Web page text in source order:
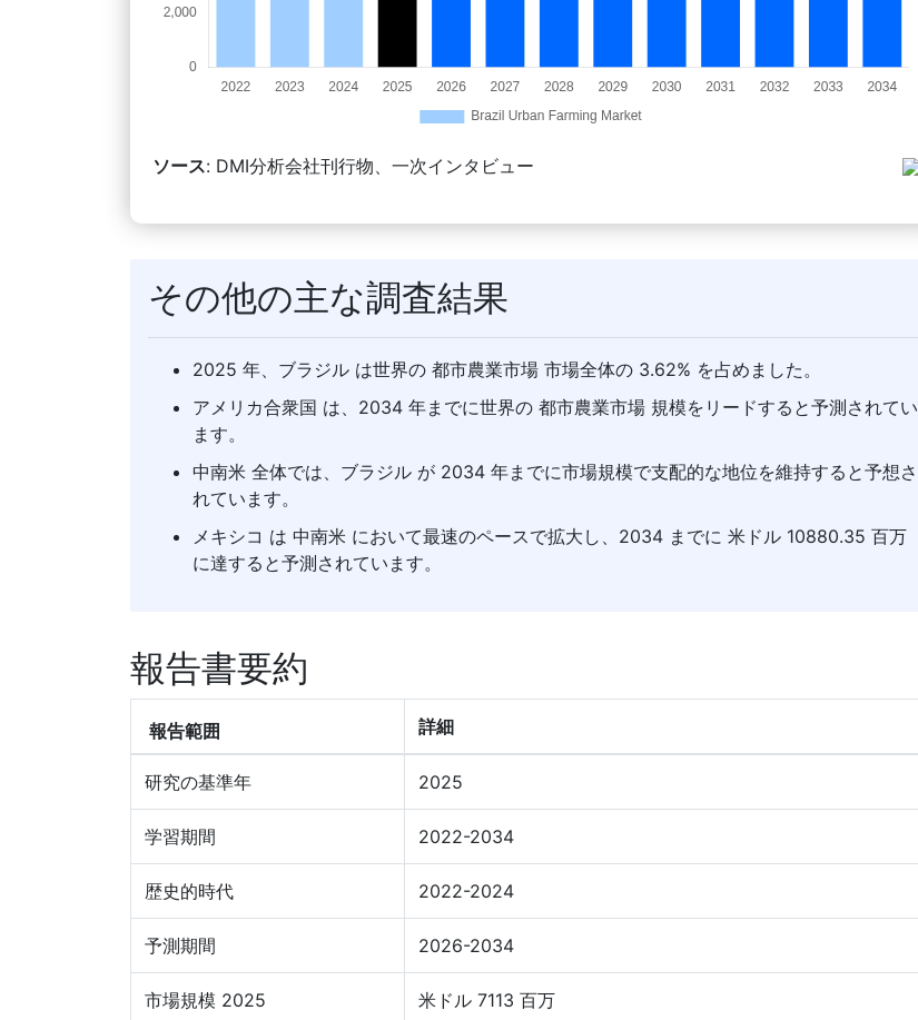
ソース: DMI分析会社刊行物、一次インタビュー
その他の主な調査結果
2025 年、ブラジル は世界の 都市農業市場 市場全体の 3.62% を占めました。
アメリカ合衆国 は、2034 年までに世界の 都市農業市場 規模をリードすると予測されてい
ます。
中南米 全体では、ブラジル が 2034 年までに市場規模で支配的な地位を維持すると予想さ
れています。
メキシコ は 中南米 において最速のペースで拡大し、2034 までに 米ドル 10880.35 百万
に達すると予測されています。
報告書要約
報告範囲 詳細
研究の基準年 2025
学習期間 2022-2034
歴史的時代 2022-2024
予測期間 2026-2034
市場規模 2025 米ドル 7113 百万